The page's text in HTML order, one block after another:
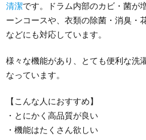
清潔です。ドラム内部のカビ・菌が
ーンコースや、衣類の除菌・消臭・
などにも対応しています。
様々な機能があり、とても便利な洗
なっています。
【こんな人におすすめ】
・とにかく高品質が良い
・機能はたくさん欲しい